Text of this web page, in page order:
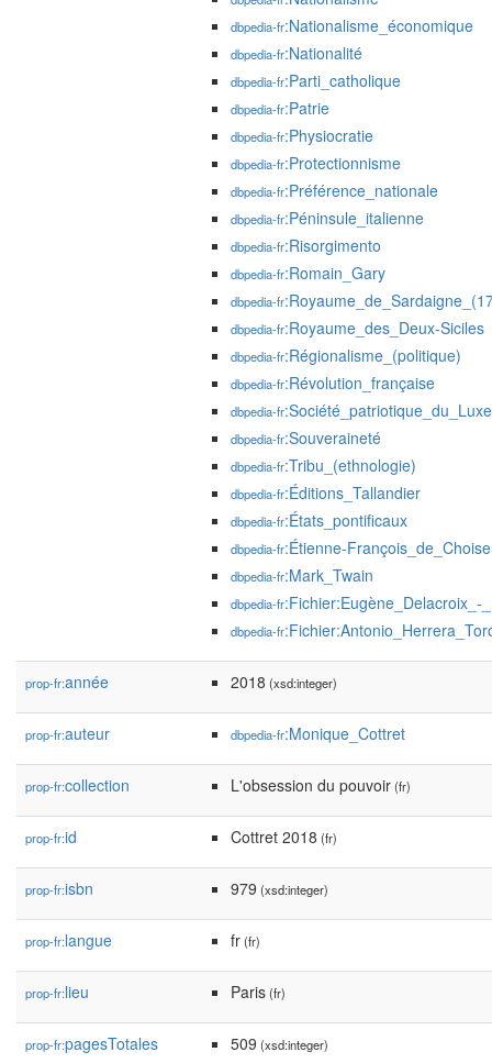
dbpedia-fr:Nationalisme_économique
dbpedia-fr:Nationalité
dbpedia-fr:Parti_catholique
dbpedia-fr:Patrie
dbpedia-fr:Physiocratie
dbpedia-fr:Protectionnisme
dbpedia-fr:Préférence_nationale
dbpedia-fr:Péninsule_italienne
dbpedia-fr:Risorgimento
dbpedia-fr:Romain_Gary
dbpedia-fr
dbpedia-fr:Royaume_des_Deux-Siciles
dbpedia-fr:Régionalisme_(politique)
dbpedia-fr:Révolution_française
dbpedia-fr
dbpedia-fr:Souveraineté
dbpedia-fr:Tribu_(ethnologie)
dbpedia-fr:Éditions_Tallandier
dbpedia-fr:États_pontificaux
dbpedia-fr:Étienne-
dbpedia-fr:Mark_Twain
dbpedia-fr:Fichier:Eugène_Delacroix_-
dbpedia-fr
prop-fr:année 2018 (xsd:integer)
prop-fr:auteur dbpedia-fr:Monique_Cottret
prop-fr:collection L'obsession du pouvoir(fr)
prop-fr:id Cottret 2018 (fr)
prop-fr:isbn 979 (xsd:integer)
prop-fr:langue fr(fr)
prop-fr:lieu Paris(fr)
prop-fr:pagesTotales 509 (xsd:integer)